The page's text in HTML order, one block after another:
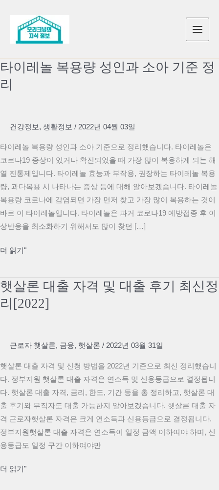
너
뛰
타이레놀 복용량 성인과 소아 기준 정
리
건강정보, 생활정보 / 2022년 04월 03일
타이레놀 복용량 성인과 소아 기준으로 정리했습니다. 타이레놀은
코로나19 증상이 있거나 확진되었을 때 가장 많이 복용하게 되는 해
열 진통제입니다. 타이레놀 효능과 부작용, 권장하는 타이레놀 복용
량, 과다복용 시 나타나는 증상 등에 대해 알아보겠습니다. 타이레놀
복용량 코로나에 감염되면 가장 먼저 찾고 가장 많이 복용하는 것이
바로 이 타이레놀입니다. 타이레놀은 과거 코로나19 예방접종 후 이
상반응을 최소화하기 위해서도 많이 찾던 […]
타
놀
복
과
소
아
기
준
정
리
더 읽기"
햇살론 대출 자격 및 대출 후기 최신정
리[2022]
근로자 햇살론, 금융, 햇살론 / 2022년 03월 31일
햇살론 대출 자격 및 신청 방법을 2022년 기준으로 최신 정리했습니
다. 정부지원 햇살론 대출 자격은 연소득 및 신용등급으로 결정됩니
다. 햇살론 대출 자격, 금리, 한도, 기간 등을 총 정리하고, 햇살론 대
출 후기와 무직자도 대출 가능한지 알아보겠습니다. 햇살론 대출 자
격 근로자햇살론 자격은 크게 연소득과 신용등급으로 결정됩니다.
정부지원햇살론 대출 자격은 연소득이 일정 금액 이하여야 하며, 신
용등급도 일정 구간 이하여야만
햇
더 읽기"